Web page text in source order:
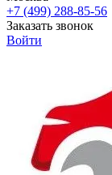
+7 (499) 288-85-56
Заказать звонок
Войти